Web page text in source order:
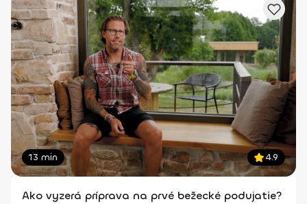
13 min 4.9
Ako vyzerá príprava na prvé bežecké podujatie?